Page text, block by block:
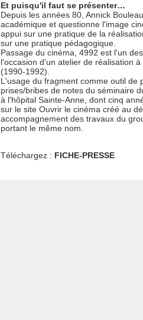
Et puisqu'il faut se présenter…
Depuis les années 80, Annick
académique et questionne l'image
appui sur une pratique de la
sur une pratique pédagogique.
Passage du cinéma, 4992 est l'un
l'occasion d'un atelier de réalisation
(1990-1992).
L'usage du fragment comme outil de
prises/bribes de notes du séminaire
à l'hôpital Sainte-Anne, dont cinq
sur le site Ouvrir le cinéma créé au
accompagnement des travaux du
portant le même nom.
Téléchargez : FICHE-PRESSE